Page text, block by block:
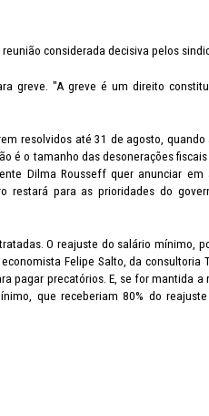
considerada decisiva pelos
greve. "A greve é um direito
resolvidos até 31 de agosto,
é o tamanho das desonerações
Dilma Rousseff quer anunciar
restará para as prioridades do
O reajuste do salário mínimo,
Felipe Salto, da consultoria
pagar precatórios. E, se for mantida a
que receberiam 80% do